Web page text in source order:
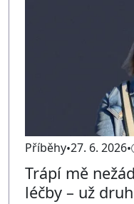
Příběhy 27. 6. 2026
Trápí mě
léčby – už